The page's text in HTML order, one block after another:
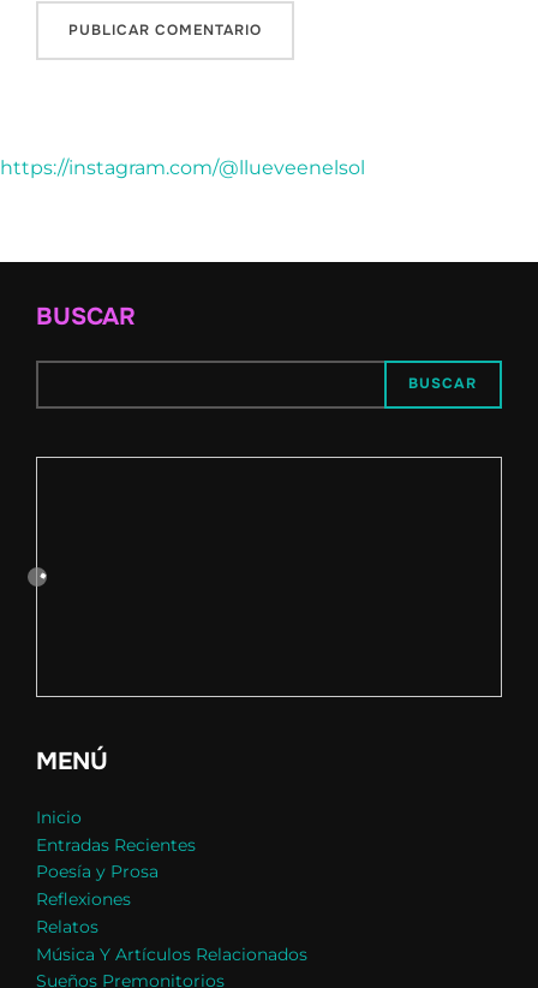
https://instagram.com/@llueveenelsol
BUSCAR
BUSCAR
MENÚ
Inicio
Entradas Recientes
Poesía y Prosa
Reflexiones
Relatos
Música Y Artículos Relacionados
Sueños Premonitorios